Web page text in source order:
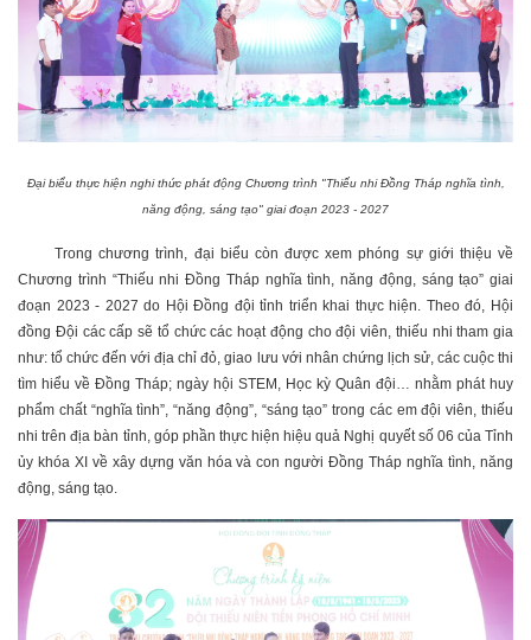
Đại biểu thực hiện nghi thức phát động Chương trình "Thiếu nhi Đồng Tháp nghĩa tình,
năng động, sáng tạo" giai đoạn 2023 - 2027
Trong chương trình, đại biểu còn được xem phóng sự giới thiệu về
Chương trình “Thiếu nhi Đồng Tháp nghĩa tình, năng động, sáng tạo” giai
đoạn 2023 - 2027 do Hội Đồng đội tỉnh triển khai thực hiện. Theo đó, Hội
đồng Đội các cấp sẽ tổ chức các hoạt động cho đội viên, thiếu nhi tham gia
như: tổ chức đến với địa chỉ đỏ, giao lưu với nhân chứng lịch sử, các cuộc thi
tìm hiểu về Đồng Tháp; ngày hội STEM, Học kỳ Quân đội… nhằm phát huy
phẩm chất “nghĩa tình”, “năng động”, “sáng tạo” trong các em đội viên, thiếu
nhi trên địa bàn tỉnh, góp phần thực hiện hiệu quả Nghị quyết số 06 của Tỉnh
ủy khóa XI về xây dựng văn hóa và con người Đồng Tháp nghĩa tình, năng
động, sáng tạo.